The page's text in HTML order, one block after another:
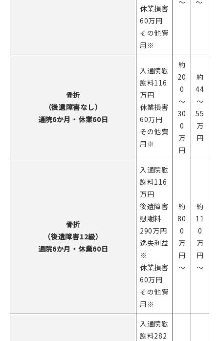
休業損害
60万円
その他費
用※
骨折
（後遺障害なし）
通院6か月・休業60日
入通院慰
謝料116
万円
休業損害
60万円
その他費
用※
約
20
0
～
30
0
万
円
約
44
～
55
万
円
骨折
（後遺障害12級）
通院6か月・休業60日
入通院慰
謝料116
万円
後遺障害
慰謝料
290万円
逸失利益
※
休業損害
60万円
その他費
用※
約
80
0
万
円
～
約
11
0
万
円
～
入通院慰
謝料282